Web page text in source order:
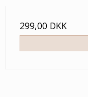
299,00 DKK